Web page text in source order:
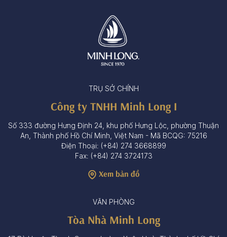
TRỤ SỞ CHÍNH
Công ty TNHH Minh Long I
Số 333 đường Hưng Định 24, khu phố Hưng Lộc, phường Thuận
An, Thành phố Hồ Chí Minh, Việt Nam - Mã BCQG: 75216
Điện Thoại: (+84) 274 3668899
Fax: (+84) 274 3724173
Xem bản đồ
VĂN PHÒNG
Tòa Nhà Minh Long